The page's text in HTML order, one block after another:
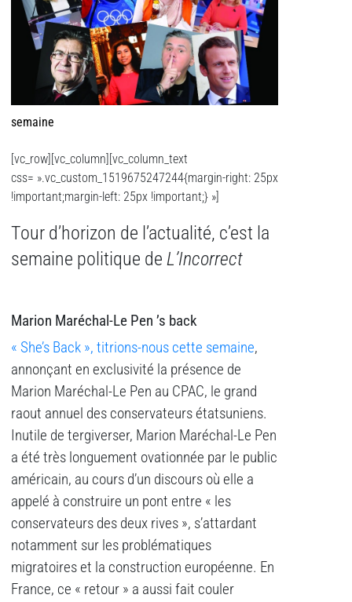
semaine
[vc_row][vc_column][vc_column_text
css= ».vc_custom_1519675247244{margin-right: 25px
!important;margin-left: 25px !important;} »]
Tour d’horizon de l’actualité, c’est la
semaine politique de L’Incorrect
Marion Maréchal-Le Pen ’s back
« She’s Back », titrions-nous cette semaine,
annonçant en exclusivité la présence de
Marion Maréchal-Le Pen au CPAC, le grand
raout annuel des conservateurs étatsuniens.
Inutile de tergiverser, Marion Maréchal-Le Pen
a été très longuement ovationnée par le public
américain, au cours d’un discours où elle a
appelé à construire un pont entre « les
conservateurs des deux rives », s’attardant
notamment sur les problématiques
migratoires et la construction européenne. En
France, ce « retour » a aussi fait couler